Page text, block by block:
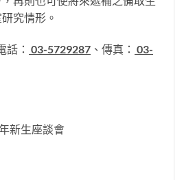
究情形。
話： 03-5729287 、傳真： 03-
新生座談會